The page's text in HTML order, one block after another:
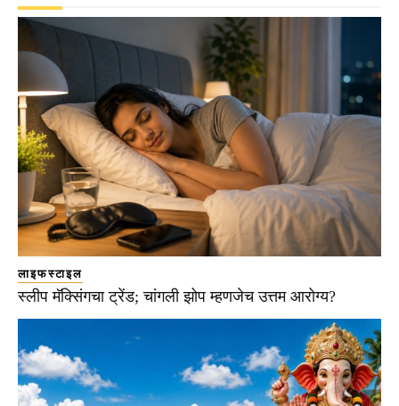
लाइफस्टाइल
स्लीप मॅक्सिंगचा ट्रेंड; चांगली झोप म्हणजेच उत्तम आरोग्य?